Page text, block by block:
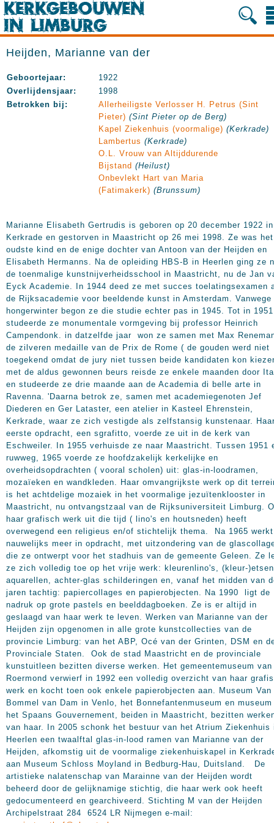
Heijden, Marianne van der
Geboortejaar:
1922
Overlijdensjaar:
1998
Betrokken bij:
Allerheiligste Verlosser H. Petrus (Sint
Pieter) (Sint Pieter op de Berg)
Kapel Ziekenhuis (voormalige) (Kerkrade)
Lambertus (Kerkrade)
O.L. Vrouw van Altijddurende
Bijstand (Heilust)
Onbevlekt Hart van Maria
(Fatimakerk) (Brunssum)
Marianne Elisabeth Gertrudis is geboren op 20 december 1922 in
Kerkrade en gestorven in Maastricht op 26 mei 1998. Ze was het
oudste kind en de enige dochter van Antoon van der Heijden en
Elisabeth Hermanns. Na de opleiding HBS-B in Heerlen ging ze
de toenmalige kunstnijverheidsschool in Maastricht, nu de Jan
Eyck Academie. In 1944 deed ze met succes toelatingsexamen
de Rijksacademie voor beeldende kunst in Amsterdam. Vanwege
hongerwinter begon ze die studie echter pas in 1945. Tot in 1951
studeerde ze monumentale vormgeving bij professor Heinrich
Campendonk. in datzelfde jaar won ze samen met Max
de zilveren medaille van de Prix de Rome ( de gouden werd niet
toegekend omdat de jury niet tussen beide kandidaten kon
met de aldus gewonnen beurs reisde ze enkele maanden door
en studeerde ze drie maande aan de Academia di belle arte in
Ravenna. 'Daarna betrok ze, samen met academiegenoten Jef
Diederen en Ger Lataster, een atelier in Kasteel Ehrenstein,
Kerkrade, waar ze zich vestigde als zelfstansig kunstenaar.
eerste opdracht, een sgrafitto, voerde ze uit in de kerk van
Eschweiler. In 1955 verhuisde ze naar Maastricht. Tussen 1951
ruwweg, 1965 voerde ze hoofdzakelijk kerkelijke en
overheidsopdrachten ( vooral scholen) uit: glas-in-loodramen,
mozaïeken en wandkleden. Haar omvangrijkste werk op dit
is het achtdelige mozaiek in het voormalige jezuïtenklooster in
Maastricht, nu ontvangstzaal van de Rijksuniversiteit Limburg.
haar grafisch werk uit die tijd ( lino's en houtsneden) heeft
overwegend een religieus en/of stichtelijk thema. Na 1965
nauwelijks meer in opdracht, met uitzondering van de
die ze ontwerpt voor het stadhuis van de gemeente Geleen. Ze
ze zich volledig toe op het vrije werk: kleurenlino's, (kleur-
aquarellen, achter-glas schilderingen en, vanaf het midden van
jaren tachtig: papiercollages en papierobjecten. Na 1990 ligt de
nadruk op grote pastels en beelddagboeken. Ze is er altijd in
geslaagd van haar werk te leven. Werken van Marianne van der
Heijden zijn opgenomen in alle grote kunstcollecties van de
provincie Limburg: van het ABP, Océ van der Grinten, DSM en
Provinciale Staten. Ook de stad Maastricht en de provinciale
kunstuitleen bezitten diverse werken. Het gemeentemuseum van
Roermond verwierf in 1992 een volledig overzicht van haar
werk en kocht toen ook enkele papierobjecten aan. Museum Van
Bommel van Dam in Venlo, het Bonnefantenmuseum en museum
het Spaans Gouvernement, beiden in Maastricht, bezitten
van haar. In 2005 schonk het bestuur van het Atrium Ziekenhuis
Heerlen een twaalftal glas-in-lood ramen van Marianne van der
Heijden, afkomstig uit de voormalige ziekenhuiskapel in
aan Museum Schloss Moyland in Bedburg-Hau, Duitsland. De
artistieke nalatenschap van Marainne van der Heijden wordt
beheerd door de gelijknamige stichtig, die haar werk ook heeft
gedocumenteerd en gearchiveerd. Stichting M van der Heijden
Archipelstraat 284 6524 LR Nijmegen e-mail: